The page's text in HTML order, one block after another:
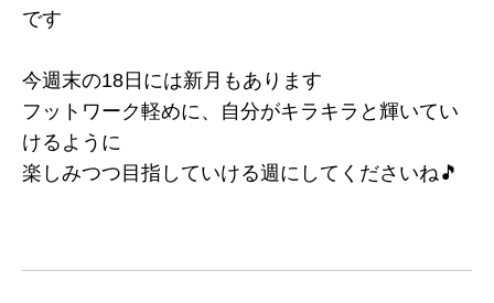
です
今週末の18日には新月もあります
フットワーク軽めに、自分がキラキラと輝いてい
けるように
楽しみつつ目指していける週にしてくださいね🎵